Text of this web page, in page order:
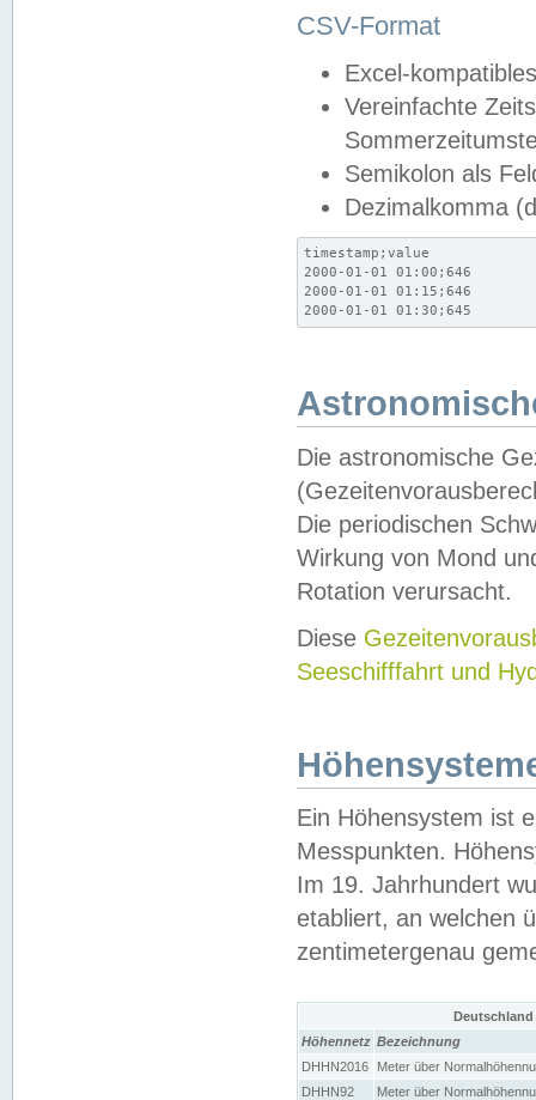
CSV-Format
Excel-
Vereinfachte
Semikolon als
Dezimalkomma
timestamp;value
2000-01-01 01:00;646
2000-01-01 01:15;646
2000-01-01 01:30;645
Die astronomische
Die periodischen
Wirkung von Mond
Rotation verursacht.
Diese
Seeschifffahrt und
Ein Höhensystem ist
Messpunkten.
Im 19. Jahrhundert
etabliert, an welchen
zentimetergenau
Höhennetz Bezeichnung
DHHN2016
Meter über
DHHN92
Meter über